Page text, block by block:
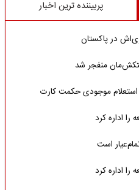
پربیننده ترین اخبار
در پاکستان
استعلام موجودی حکمت کارت
اداره کرد
است
اداره کرد